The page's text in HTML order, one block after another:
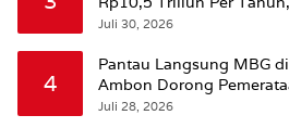
Beri Penjelasan
Juli 30, 2026
4
Pantau Langsung MBG
Ambon Dorong
Leitimur Selatan
Juli 28, 2026